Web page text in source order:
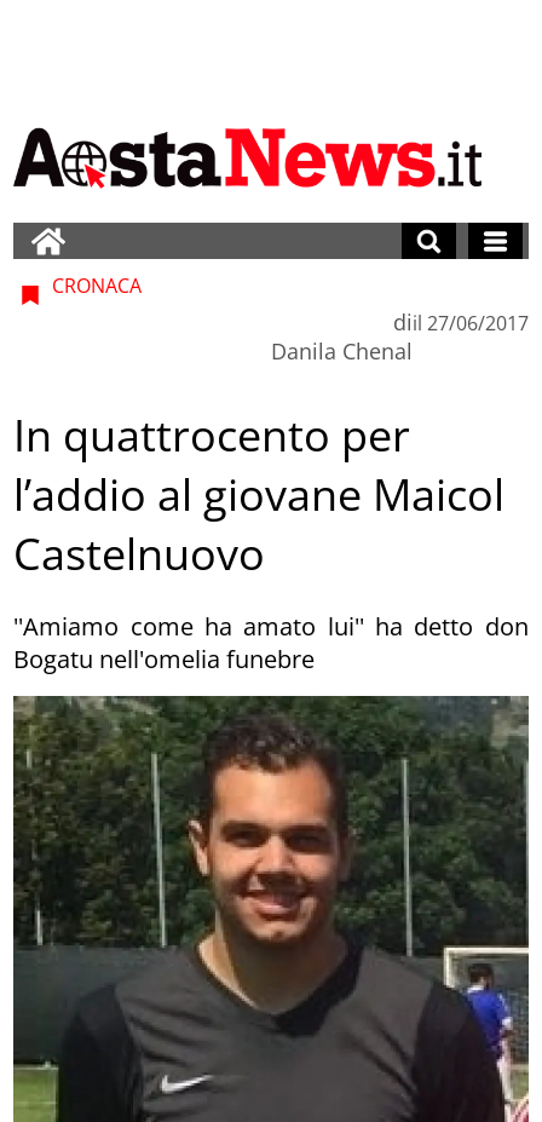
CRONACA
di
Danila Chenal
il 27/06/2017
In quattrocento per
l’addio al giovane Maicol
Castelnuovo
''Amiamo come ha amato lui'' ha detto don
Bogatu nell'omelia funebre